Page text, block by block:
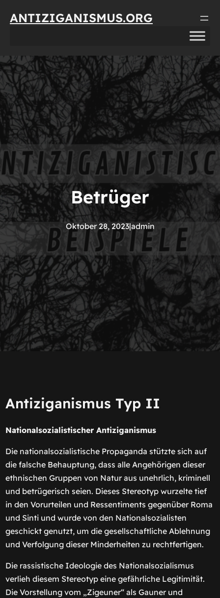
zumANTIZIGANISMUS.ORG
Betrüger
Oktober 28, 2023|admin
Antiziganismus Typ II
Nationalsozialistischer Antiziganismus
Die nationalsozialistische Propaganda stützte sich auf
die falsche Behauptung, dass alle Angehörigen dieser
ethnischen Gruppen von Natur aus unehrlich, kriminell
und betrügerisch seien. Dieses Stereotyp wurzelte tief
in den Vorurteilen und Ressentiments gegenüber Roma
und Sinti und wurde von den Nationalsozialisten
geschickt genutzt, um die gesellschaftliche Ablehnung
und Verfolgung dieser Minderheiten zu rechtfertigen.
Die rassistische Ideologie des Nationalsozialismus
verlieh diesem Stereotyp eine gefährliche Legitimität.
Die Vorstellung vom „Zigeuner“ als Gauner und